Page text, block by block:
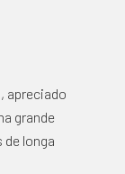
apreciado
grande
longa